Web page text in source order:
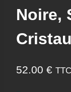
Noire,
52.00 € TTC